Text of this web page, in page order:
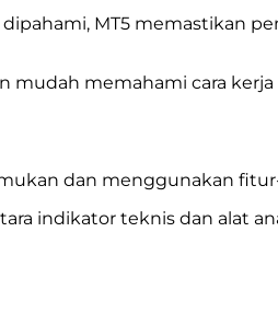
MT5 memastikan
memahami cara
dan menggunakan
indikator teknis dan alat